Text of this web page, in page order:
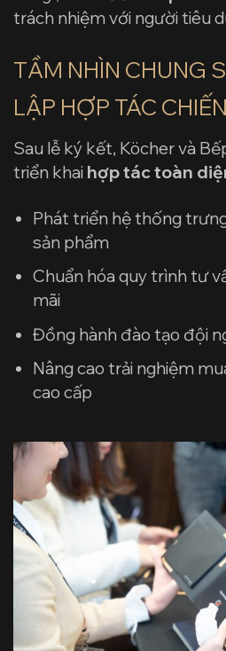
trách nhiệm với người tiêu
TẦM NHÌN CHUNG
LẬP HỢP TÁC
Sau lễ ký kết, Köcher và
triển khai hợp tác toàn
Phát triển hệ thống
sản phẩm
Chuẩn hóa quy trình tư
mãi
Đồng hành đào tạo đội
Nâng cao trải nghiệm
cao cấp